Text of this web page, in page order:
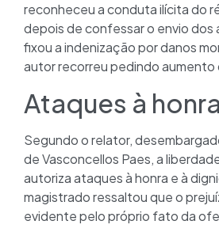
reconheceu a conduta ilícita do
depois de confessar o envio dos
fixou a indenização por danos
autor recorreu pedindo aumento
Ataques à honra
Segundo o relator,
de Vasconcellos Paes, a
autoriza ataques à honra e à
magistrado ressaltou que o
evidente pelo próprio fato da